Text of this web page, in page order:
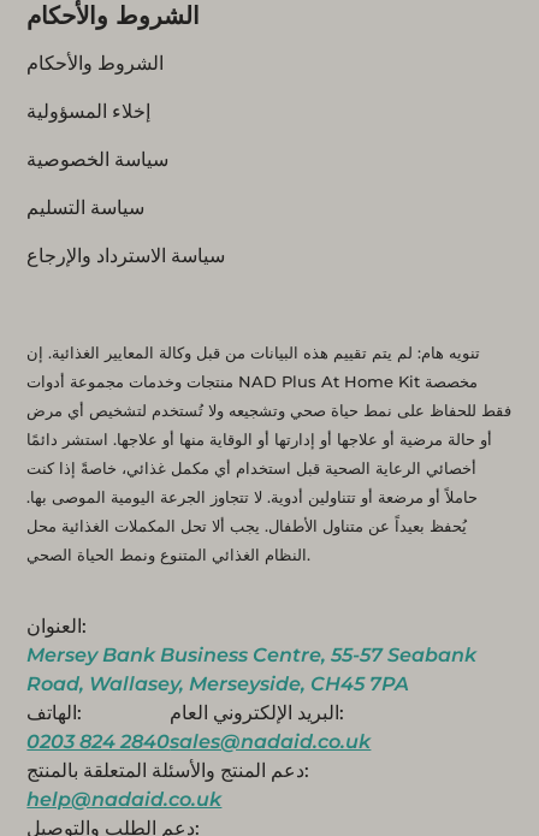
تنويه هام: لم يتم تقييم هذه البيانات من قبل وكالة المعايير الغذائية. إن
منتجات وخدمات مجموعة أدوات NAD Plus At Home Kit مخصصة
فقط للحفاظ على نمط حياة صحي وتشجيعه ولا تُستخدم لتشخيص أي مرض
أو حالة مرضية أو علاجها أو إدارتها أو الوقاية منها أو علاجها. استشر دائمًا
أخصائي الرعاية الصحية قبل استخدام أي مكمل غذائي، خاصةً إذا كنت
حاملاً أو مرضعة أو تتناولين أدوية. لا تتجاوز الجرعة اليومية الموصى بها.
يُحفظ بعيداً عن متناول الأطفال. يجب ألا تحل المكملات الغذائية محل
النظام الغذائي المتنوع ونمط الحياة الصحي.
العنوان:
Mersey Bank Business Centre, 55-57 Seabank
Road, Wallasey, Merseyside, CH45 7PA
الهاتف:
0203 824 2840
البريد الإلكتروني العام:
sales@nadaid.co.uk
دعم المنتج والأسئلة المتعلقة بالمنتج:
help@nadaid.co.uk
دعم الطلب والتوصيل:
الشروط والأحكام
الشروط والأحكام
إخلاء المسؤولية
سياسة الخصوصية
سياسة التسليم
سياسة الاسترداد والإرجاع